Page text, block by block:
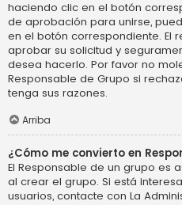
haciendo clic en el botón
de aprobación para unirse,
en el botón correspondiente. El
aprobar su solicitud y
desea hacerlo. Por favor no
Responsable de Grupo si
tenga sus razones.
Arriba
¿Cómo me convierto en
El Responsable de un grupo es
al crear el grupo. Si está
usuarios, contacte con La